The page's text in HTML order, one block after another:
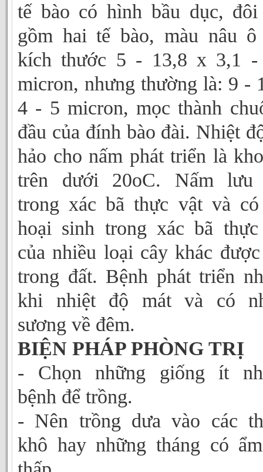
tế bào có hình bầu dục,
gồm hai tế bào, màu nâu
kích thước 5 - 13,8 x 3,1 -
micron, nhưng thường là: 9 -
4 - 5 micron, mọc thành
đầu của đính bào đài. Nhiệt
hảo cho nấm phát triển là
trên dưới 20oC. Nấm lưu
trong xác bã thực vật và
hoại sinh trong xác bã
của nhiều loại cây khác
trong đất. Bệnh phát triển
khi nhiệt độ mát và có
sương về đêm.
BIỆN PHÁP PHÒNG TRỊ
- Chọn những giống ít
bệnh để trồng.
- Nên trồng dưa vào các
khô hay những tháng có